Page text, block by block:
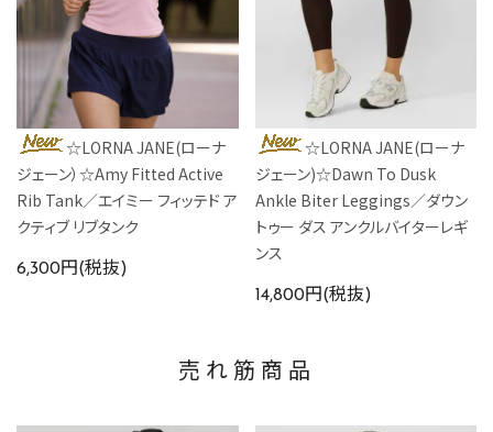
☆LORNA JANE(ローナ
ジェーン）☆Amy Fitted Active
Rib Tank／エイミー フィッテド ア
クティブ リブタンク
6,300円(税抜)
☆LORNA JANE(ローナ
ジェーン)☆Dawn To Dusk
Ankle Biter Leggings／ダウン
トゥー ダス アンクルバイターレギ
ンス
14,800円(税抜)
売れ筋商品